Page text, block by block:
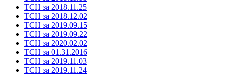
ТСН за 2018.11.25
ТСН за 2018.12.02
ТСН за 2019.09.15
ТСН за 2019.09.22
ТСН за 2020.02.02
ТСН за 01.31.2016
ТСН за 2019.11.03
ТСН за 2019.11.24